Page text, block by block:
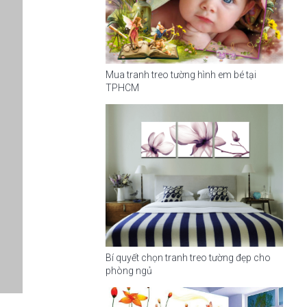
Mua tranh treo tường hình em bé tại
TPHCM
Bí quyết chọn tranh treo tường đẹp cho
phòng ngủ